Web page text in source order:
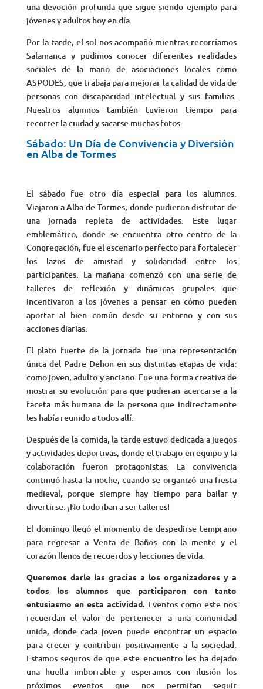
una devoción profunda que sigue siendo ejemplo para
jóvenes y adultos hoy en día.
Por la tarde, el sol nos acompañó mientras recorríamos
Salamanca y pudimos conocer diferentes realidades
sociales de la mano de asociaciones locales como
ASPODES, que trabaja para mejorar la calidad de vida de
personas con discapacidad intelectual y sus familias.
Nuestros alumnos también tuvieron tiempo para
recorrer la ciudad y sacarse muchas fotos.
Sábado: Un Día de Convivencia y Diversión
en Alba de Tormes
El sábado fue otro día especial para los alumnos.
Viajaron a Alba de Tormes, donde pudieron disfrutar de
una jornada repleta de actividades. Este lugar
emblemático, donde se encuentra otro centro de la
Congregación, fue el escenario perfecto para fortalecer
los lazos de amistad y solidaridad entre los
participantes. La mañana comenzó con una serie de
talleres de reflexión y dinámicas grupales que
incentivaron a los jóvenes a pensar en cómo pueden
aportar al bien común desde su entorno y con sus
acciones diarias.
El plato fuerte de la jornada fue una representación
única del Padre Dehon en sus distintas etapas de vida:
como joven, adulto y anciano. Fue una forma creativa de
mostrar su evolución para que pudieran acercarse a la
faceta más humana de la persona que indirectamente
les había reunido a todos allí.
Después de la comida, la tarde estuvo dedicada a juegos
y actividades deportivas, donde el trabajo en equipo y la
colaboración fueron protagonistas. La convivencia
continuó hasta la noche, cuando se organizó una fiesta
medieval, porque siempre hay tiempo para bailar y
divertirse. ¡No todo iban a ser talleres!
El domingo llegó el momento de despedirse temprano
para regresar a Venta de Baños con la mente y el
corazón llenos de recuerdos y lecciones de vida.
Queremos darle las gracias a los organizadores y a
todos los alumnos que participaron con tanto
entusiasmo en esta actividad. Eventos como este nos
recuerdan el valor de pertenecer a una comunidad
unida, donde cada joven puede encontrar un espacio
para crecer y contribuir positivamente a la sociedad.
Estamos seguros de que este encuentro les ha dejado
una huella imborrable y esperamos con ilusión los
próximos eventos que nos permitan seguir